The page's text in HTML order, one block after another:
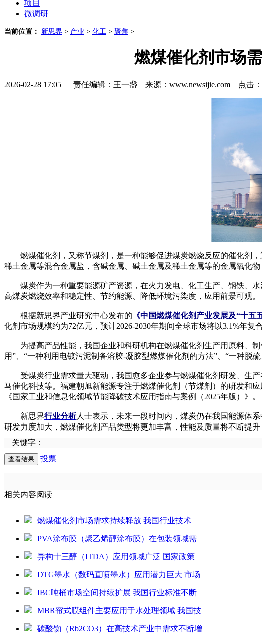
项目
微调研
当前位置： 新思界 > 产业 > 化工 > 聚焦 >
燃煤催化剂市场
2026-02-28 17:05 责任编辑：王一盏 来源：www.newsijie.com 点击：
燃煤催化剂，又称节煤剂，是一种能够促进煤炭燃烧反应的催化剂，
稀土金属等混合金属盐，含碱金属、碱土金属及稀土金属等的金属氧化
煤炭作为一种重要能源矿产资源，在火力发电、化工生产、钢铁、水
高煤炭燃烧效率和稳定性、节约能源、降低环境污染度，应用前景可观。
根据新思界产业研究中心发布的 《中国燃煤催化剂产业发展及“十五
化剂市场规模约为72亿元，预计2026-2030年期间全球市场将以3.1%年复
为提高产品性能，我国企业和科研机构在燃煤催化剂生产用原料、制
用”、“一种利用电镀污泥制备溶胶-凝胶型燃煤催化剂的方法”、“一种脱
受煤炭行业需求量大驱动，我国愈多企业参与燃煤催化剂研发、生产
马催化科技等。福建朝旭新能源专注于燃煤催化剂（节煤剂）的研发和
《国家工业和信息化领域节能降碳技术应用指南与案例（2025年版）》。
新思界行业分析人士表示，未来一段时间内，煤炭仍在我国能源体
研发力度加大，燃煤催化剂产品类型将更加丰富，性能及质量将不断提
关键字：
投票
相关内容阅读
燃煤催化剂市场需求持续释放 我国行业技术
PVA涂布膜（聚乙烯醇涂布膜）在包装领域需
异构十三醇（ITDA）应用领域广泛 国家政策
DTG墨水（数码直喷墨水）应用潜力巨大 市场
IBC吨桶市场空间持续扩展 我国行业标准不断
MBR帘式膜组件主要应用于水处理领域 我国技
碳酸铷（Rb2CO3）在高技术产业中需求不断增